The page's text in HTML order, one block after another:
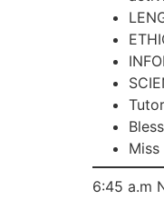
Miss
6:45 a.m